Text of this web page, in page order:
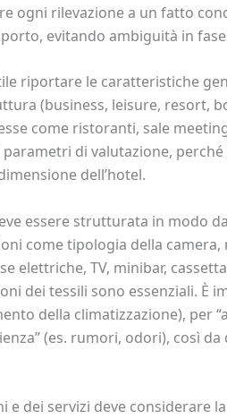
ogni rilevazione a un fatto
evitando ambiguità in fase
riportare le caratteristiche
(business, leisure, resort,
come ristoranti, sale
di valutazione,
dell’hotel.
essere strutturata in modo
come tipologia della
elettriche, TV, minibar,
dei tessili sono essenziali. È
della climatizzazione), per
(es. rumori, odori), così
e dei servizi deve considerare